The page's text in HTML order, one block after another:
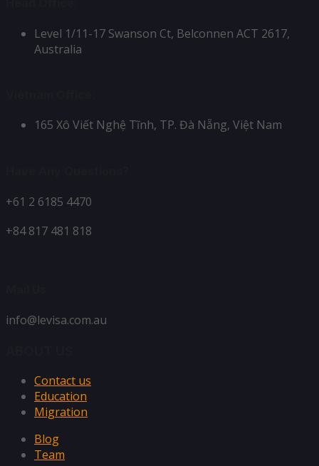
Level 1/11-17 Swanson Ct, Belconnen ACT 2617,
Australia
165 Xô Viết Nghệ Tĩnh, TP. Đà Nẵng, Việt Nam
+61 2 6185 4470
+84 817 481 818
info@levisa.com.au
Contact us
Education
Migration
Blog
Team